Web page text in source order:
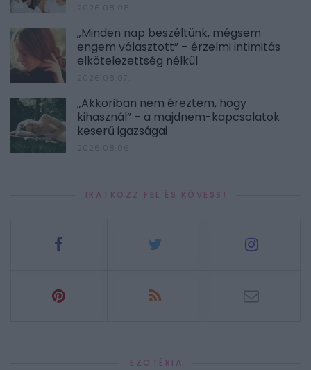
„Minden nap beszéltünk, mégsem
engem választott” – érzelmi intimitás
elkötelezettség nélkül
2026.08.07.
„Akkoriban nem éreztem, hogy
kihasznál” – a majdnem-kapcsolatok
keserű igazságai
IRATKOZZ FEL ÉS KÖVESS!
EZOTÉRIA